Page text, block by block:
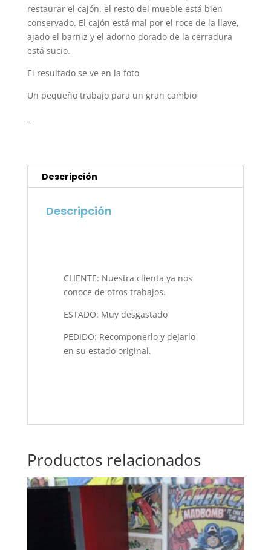
restaurar el cajón. el resto del mueble está bien
conservado. El cajón está mal por el roce de la llave,
ajado el barniz y el adorno dorado de la cerradura
está sucio.
El resultado se ve en la foto
Un pequeño trabajo para un gran cambio
Descripción
Descripción
CLIENTE: Nuestra clienta ya nos
conoce de otros trabajos.
ESTADO: Muy desgastado
PEDIDO: Recomponerlo y dejarlo
en su estado original.
Productos relacionados